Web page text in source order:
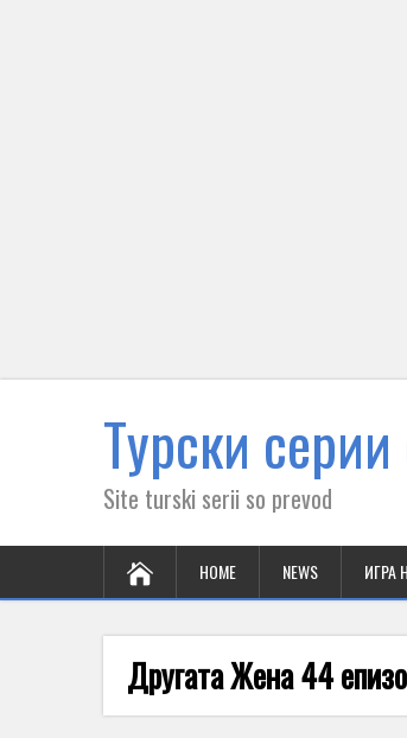
Tурски
Site turski serii so prevod
HOME NEWS ИГРА
Другата Жена 44